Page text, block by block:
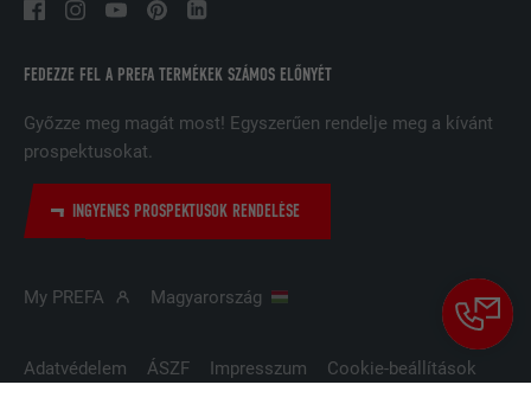
FEDEZZE FEL A PREFA TERMÉKEK SZÁMOS ELŐNYÉT
Győzze meg magát most! Egyszerűen rendelje meg a kívánt
prospektusokat.
INGYENES PROSPEKTUSOK RENDELÉSE
My PREFA Magyarország
Adatvédelem ÁSZF Impresszum Cookie-beállítások
FOLYAMAT
A többes webhelyek látogatóinak
tegyen lehetővé a látogató preferenciái
alapján.